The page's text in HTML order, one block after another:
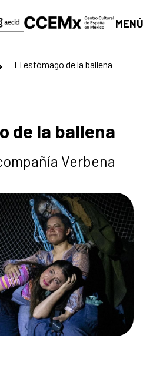
MENÚ
El estómago de la ballena
de la ballena
Verbena